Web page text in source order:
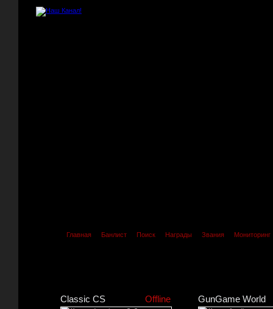
Главная Банлист Поиск Награды Звания Мониторинг
Classic CS Offline GunGame World